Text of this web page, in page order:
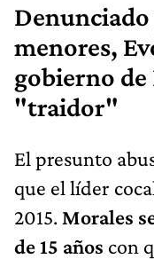
menores,
gobierno de
"traidor"
El presunto
que el líder
2015. Morales
de 15 años con